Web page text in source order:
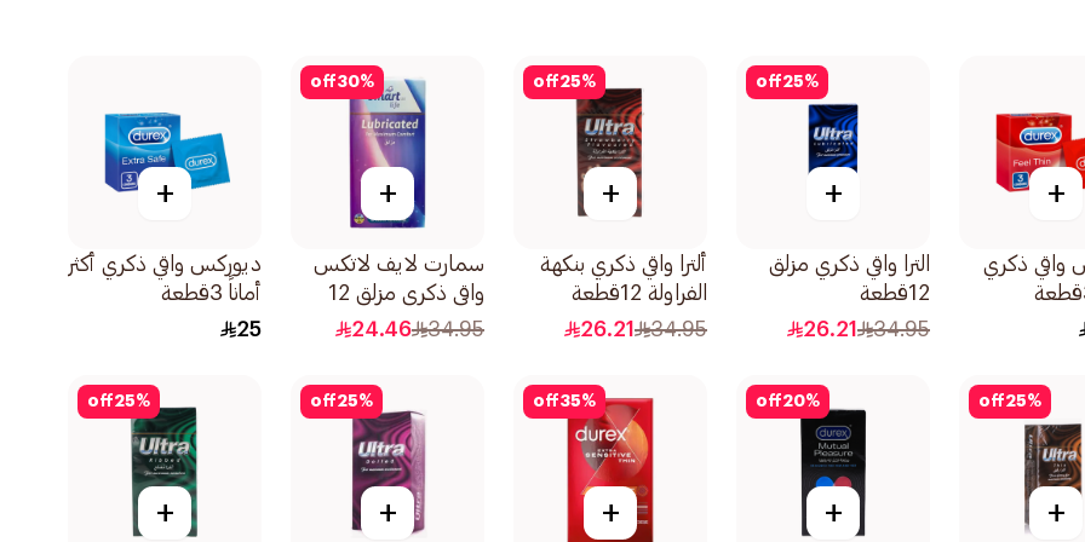
+
واقي ذكري
25%
off
+
الترا واقي ذكري مزلق
12قطعة
34.95
26.21
25%
off
+
ألترا واقي ذكري بنكهة
الفراولة 12قطعة
34.95
26.21
30%
off
+
سمارت لايف لاتكس
واقي ذكري مزلق 12
حبة
34.95
24.46
+
ديوركس واقي ذكري أكثر
أماناً 3قطعة
25
25%
off
+
20%
off
+
35%
off
+
25%
off
+
25%
off
+